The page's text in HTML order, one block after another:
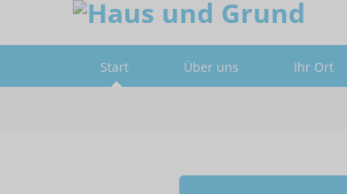
Start Über uns Ihr Ort